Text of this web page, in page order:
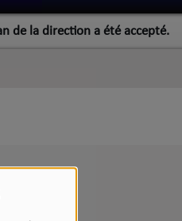
la direction a été accepté.